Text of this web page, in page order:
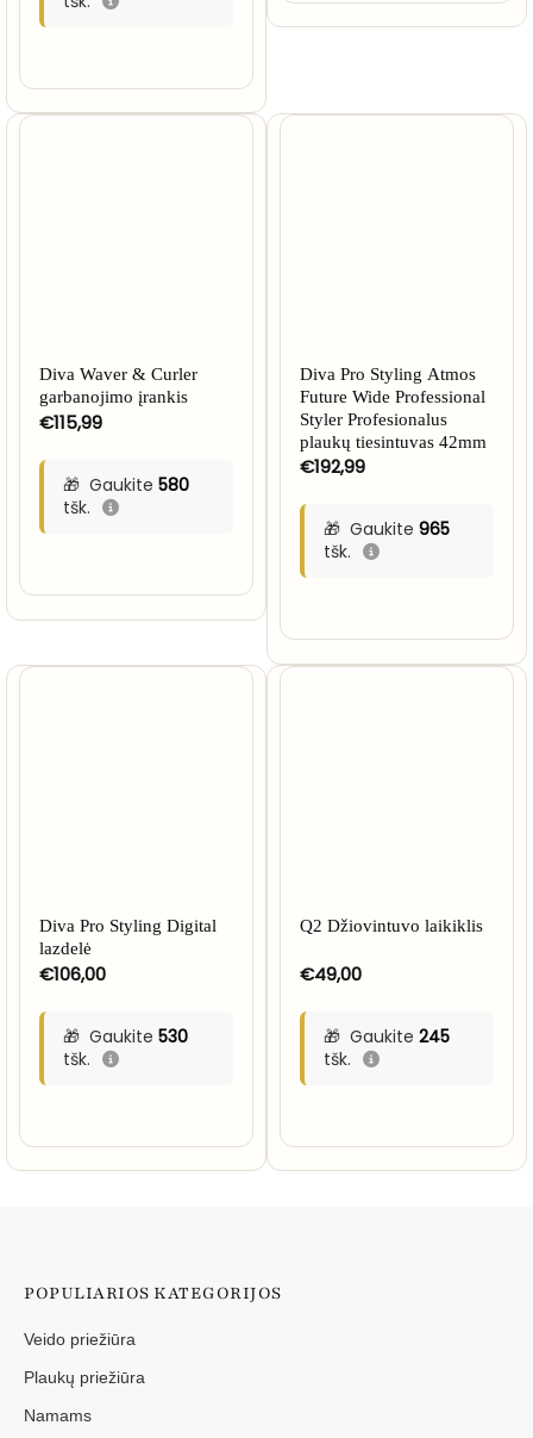
Diva Waver & Curler
garbanojimo įrankis
€115,99
Gaukite 580
tšk.
Diva Pro Styling Atmos
Future Wide Professional
Styler Profesionalus
plaukų tiesintuvas 42mm
€192,99
Gaukite 965
tšk.
Diva Pro Styling Digital
lazdelė
€106,00
Gaukite 530
tšk.
Q2 Džiovintuvo laikiklis
€49,00
Gaukite 245
tšk.
POPULIARIOS KATEGORIJOS
Veido priežiūra
Plaukų priežiūra
Namams